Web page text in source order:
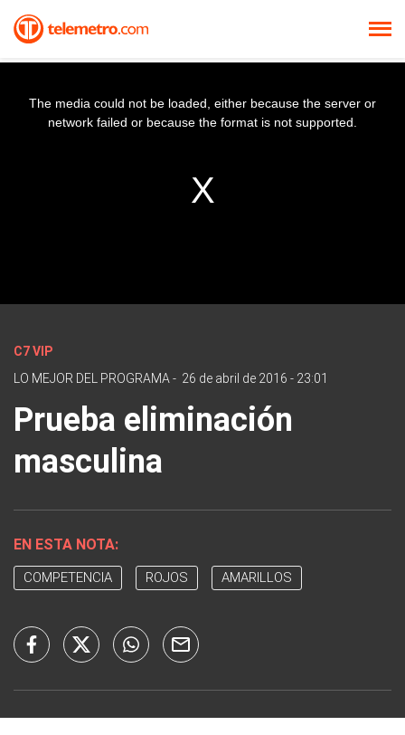
The media could not be loaded, either because the server or
network failed or because the format is not supported.
C7 VIP
LO MEJOR DEL PROGRAMA - 26 de abril de 2016 - 23:01
Prueba eliminación
masculina
EN ESTA NOTA:
COMPETENCIA ROJOS AMARILLOS